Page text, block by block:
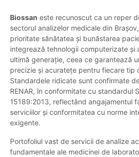
Biossan este recunoscut ca un reper
sectorul analizelor medicale din
prioritate sănătatea și bunăstarea
integrează tehnologii computerizate și
ultimă generație, ceea ce garantează
precizie și acuratețe pentru fiecare tip
Standardele ridicate sunt confirmate
RENAR, în conformitate cu standardul
15189:2013, reflectând angajamentul
serviciilor și conformitatea cu norme
exigente.
Portofoliul vast de servicii de analize
fundamentale ale medicinei de